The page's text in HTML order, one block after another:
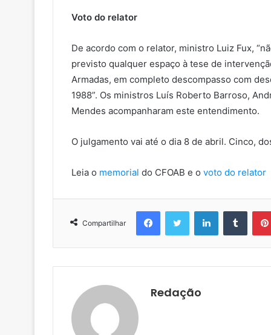
Voto do relator
De acordo com o relator, ministro Luiz Fux,
previsto qualquer espaço à tese de
Armadas, em completo descompasso com
1988”. Os ministros Luís Roberto Barroso,
Mendes acompanharam este entendimento.
O julgamento vai até o dia 8 de abril. Cinco,
Leia o memorial do CFOAB e o voto do relator
Compartilhar
Redação